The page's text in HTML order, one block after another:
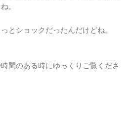
。
とショックだったんだけどね。
間のある時にゆっくりご覧くださ